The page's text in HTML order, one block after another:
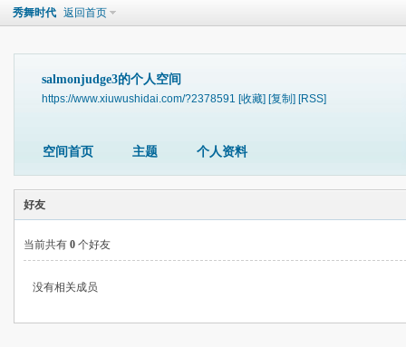
秀舞时代 返回首页
salmonjudge3的个人空间
https://www.xiuwushidai.com/?2378591 [收藏] [复制] [RSS]
空间首页 主题 个人资料
好友
当前共有 0 个好友
没有相关成员